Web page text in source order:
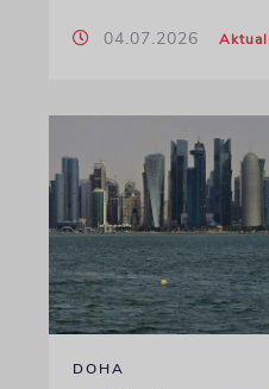
04.07.2026
DOHA